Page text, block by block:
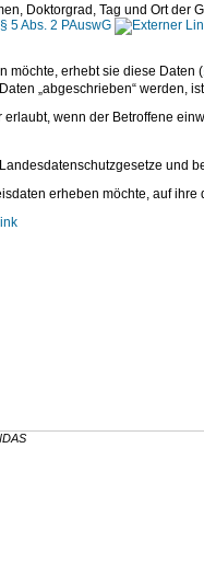
Doktorgrad, Tag und Ort der
§ 5 Abs. 2 PAuswG
möchte, erhebt sie diese Daten (
„abgeschrieben“ werden,
wenn der Betroffene
und
erheben möchte, auf